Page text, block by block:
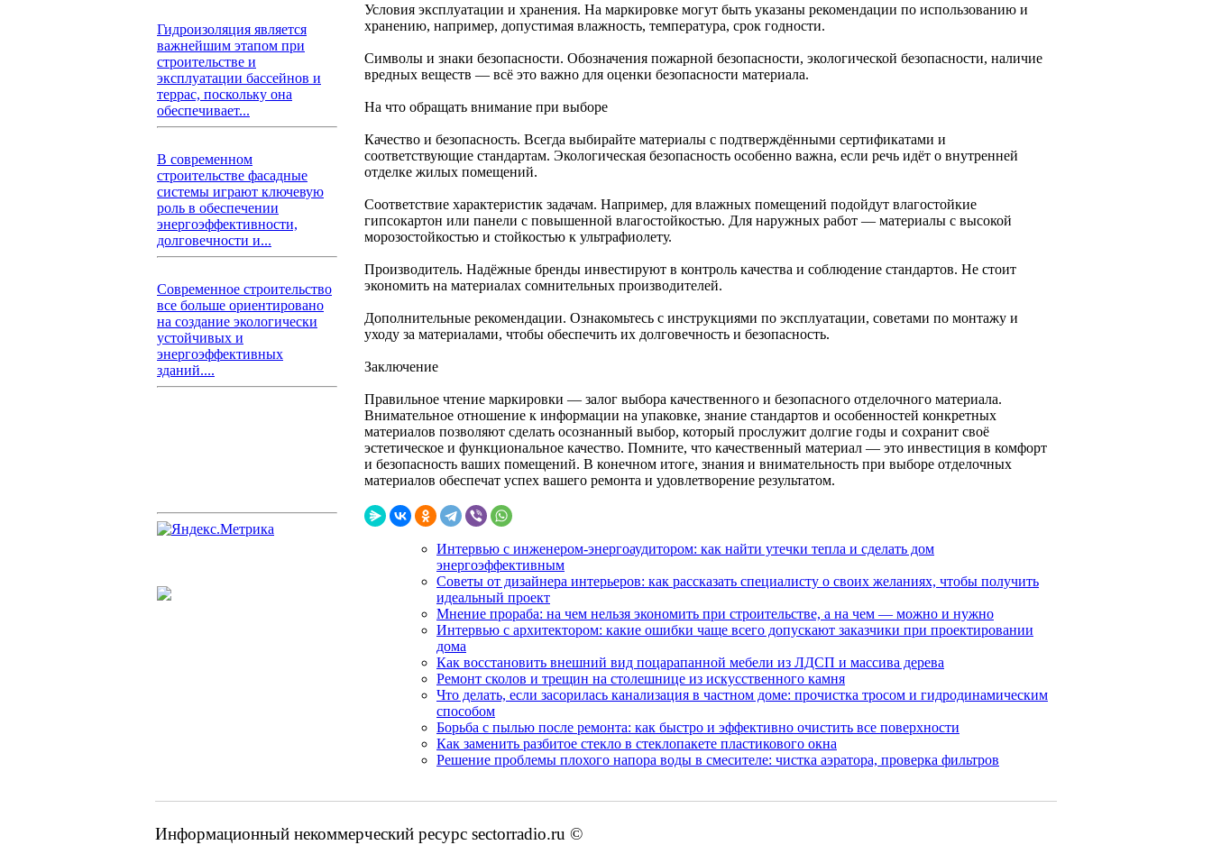
Гидроизоляция является
важнейшим этапом при
строительстве и
эксплуатации бассейнов и
террас, поскольку она
обеспечивает...
В современном
строительстве фасадные
системы играют ключевую
роль в обеспечении
энергоэффективности,
долговечности и...
Современное строительство
все больше ориентировано
на создание экологически
устойчивых и
энергоэффективных
зданий....
Условия эксплуатации и хранения. На маркировке могут быть указаны рекомендации по использованию и
хранению, например, допустимая влажность, температура, срок годности.
Символы и знаки безопасности. Обозначения пожарной безопасности, экологической безопасности, наличие
вредных веществ — всё это важно для оценки безопасности материала.
На что обращать внимание при выборе
Качество и безопасность. Всегда выбирайте материалы с подтверждёнными сертификатами и
соответствующие стандартам. Экологическая безопасность особенно важна, если речь идёт о внутренней
отделке жилых помещений.
Соответствие характеристик задачам. Например, для влажных помещений подойдут влагостойкие
гипсокартон или панели с повышенной влагостойкостью. Для наружных работ — материалы с высокой
морозостойкостью и стойкостью к ультрафиолету.
Производитель. Надёжные бренды инвестируют в контроль качества и соблюдение стандартов. Не стоит
экономить на материалах сомнительных производителей.
Дополнительные рекомендации. Ознакомьтесь с инструкциями по эксплуатации, советами по монтажу и
уходу за материалами, чтобы обеспечить их долговечность и безопасность.
Заключение
Правильное чтение маркировки — залог выбора качественного и безопасного отделочного материала.
Внимательное отношение к информации на упаковке, знание стандартов и особенностей конкретных
материалов позволяют сделать осознанный выбор, который прослужит долгие годы и сохранит своё
эстетическое и функциональное качество. Помните, что качественный материал — это инвестиция в комфорт
и безопасность ваших помещений. В конечном итоге, знания и внимательность при выборе отделочных
материалов обеспечат успех вашего ремонта и удовлетворение результатом.
Интервью с инженером-энергоаудитором: как найти утечки тепла и сделать дом
энергоэффективным
Советы от дизайнера интерьеров: как рассказать специалисту о своих желаниях, чтобы получить
идеальный проект
Мнение прораба: на чем нельзя экономить при строительстве, а на чем — можно и нужно
Интервью с архитектором: какие ошибки чаще всего допускают заказчики при проектировании
дома
Как восстановить внешний вид поцарапанной мебели из ЛДСП и массива дерева
Ремонт сколов и трещин на столешнице из искусственного камня
Что делать, если засорилась канализация в частном доме: прочистка тросом и гидродинамическим
способом
Борьба с пылью после ремонта: как быстро и эффективно очистить все поверхности
Как заменить разбитое стекло в стеклопакете пластикового окна
Решение проблемы плохого напора воды в смесителе: чистка аэратора, проверка фильтров
Информационный некоммерческий ресурс sectorradio.ru ©